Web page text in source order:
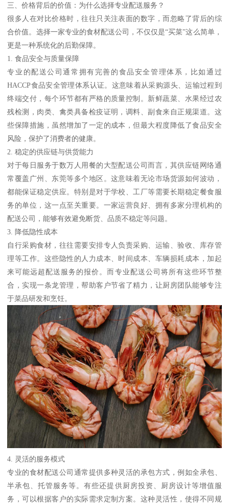
三、价格背后的价值：为什么选择专业配送服务？
很多人在对比价格时，往往只关注表面的数字，而忽略了背后的综
合价值。选择一家专业的食材配送公司，不仅仅是“买菜”这么简单，
更是一种系统化的后勤保障。
1. 食品安全与质量保障
专业的配送公司通常拥有完善的食品安全管理体系，比如通过
HACCP食品安全管理体系认证。这意味着从采购源头、运输过程到
终端交付，每个环节都有严格的质量控制。新鲜蔬菜、水果经过农
残检测，肉类、禽类具备检疫证明，调料、副食来自正规渠道。这
些保障措施，虽然增加了一定的成本，但最大程度降低了食品安全
风险，保护了消费者的健康。
2. 稳定的供应链与供货能力
对于每日服务于数万人用餐的大型配送公司而言，其供应链网络通
常覆盖广州、东莞等多个地区。这意味着无论市场货源如何波动，
都能保证稳定供应。特别是对于学校、工厂等需要长期稳定餐食服
务的单位，这一点至关重要。一家运营良好、拥有多家分理机构的
配送公司，能够有效避免断货、品质不稳定等问题。
3. 降低隐性成本
自行采购食材，往往需要安排专人负责采购、运输、验收、库存管
理等工作。这些隐性的人力成本、时间成本、车辆损耗成本，加起
来可能远超配送服务的报价。而专业配送公司将所有这些环节整
合，实现一条龙管理，帮助客户节省了精力，让厨房团队能够专注
于菜品研发和烹饪。
4. 灵活的服务模式
专业的食材配送公司通常提供多种灵活的承包方式，例如全承包、
半承包、托管服务等。有些还提供厨房投资、厨房设计等增值服
务，可以根据客户的实际需求定制方案。这种灵活性，使得不同规